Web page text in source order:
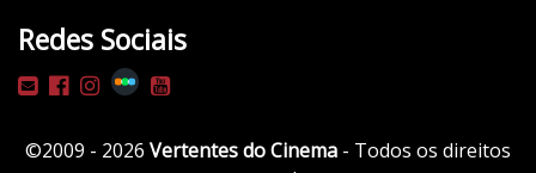
o
m
/
p
Redes Sociais
©2009 - 2026 Vertentes do Cinema - Todos os direitos